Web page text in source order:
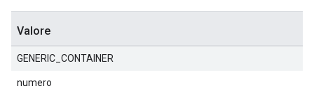
Valore
GENERIC_CONTAINER
numero